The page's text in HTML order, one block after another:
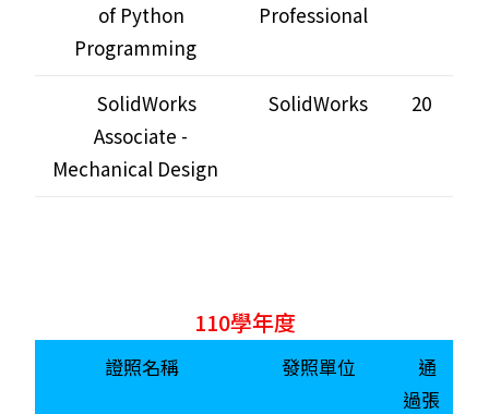
of Python
Programming
Professional
SolidWorks
Associate -
Mechanical Design
SolidWorks 20
110學年度
證照名稱 發照單位
通
過張